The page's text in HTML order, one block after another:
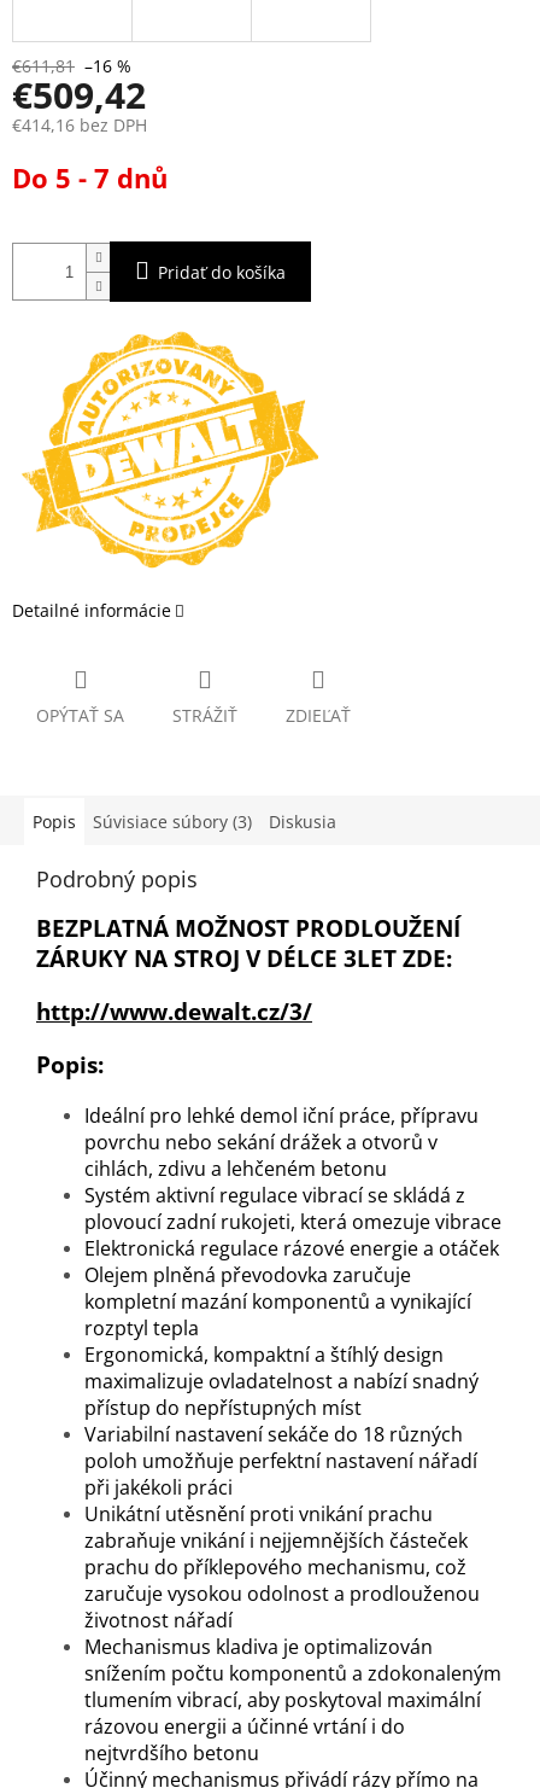
€611,81 –16 %
€509,42
€414,16 bez DPH
cena:
Do 5 - 7 dnů
Pridať do košíka
Detailné informácie
OPÝTAŤ SA STRÁŽIŤ ZDIEĽAŤ
Popis Súvisiace súbory (3) Diskusia
Podrobný popis
BEZPLATNÁ MOŽNOST PRODLOUŽENÍ
ZÁRUKY NA STROJ V DÉLCE 3LET ZDE:
http://www.dewalt.cz/3/
Popis:
Ideální pro lehké demol iční práce, přípravu
povrchu nebo sekání drážek a otvorů v
cihlách, zdivu a lehčeném betonu
Systém aktivní regulace vibrací se skládá z
plovoucí zadní rukojeti, která omezuje vibrace
Elektronická regulace rázové energie a otáček
Olejem plněná převodovka zaručuje
kompletní mazání komponentů a vynikající
rozptyl tepla
Ergonomická, kompaktní a štíhlý design
maximalizuje ovladatelnost a nabízí snadný
přístup do nepřístupných míst
Variabilní nastavení sekáče do 18 různých
poloh umožňuje perfektní nastavení nářadí
při jakékoli práci
Unikátní utěsnění proti vnikání prachu
zabraňuje vnikání i nejjemnějších částeček
prachu do příklepového mechanismu, což
zaručuje vysokou odolnost a prodlouženou
životnost nářadí
Mechanismus kladiva je optimalizován
snížením počtu komponentů a zdokonaleným
tlumením vibrací, aby poskytoval maximální
rázovou energii a účinné vrtání i do
nejtvrdšího betonu
Účinný mechanismus přivádí rázy přímo na